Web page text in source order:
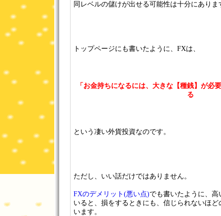
同レベルの儲けが出せる可能性は十分にありま
トップページにも書いたように、FXは、
「お金持ちになるには、大きな【種銭】が必
る
という凄い外貨投資なのです。
ただし、いい話だけではありません。
FXのデメリット(悪い点)でも書いたように、
いると、損をするときにも、信じられないほ
います。